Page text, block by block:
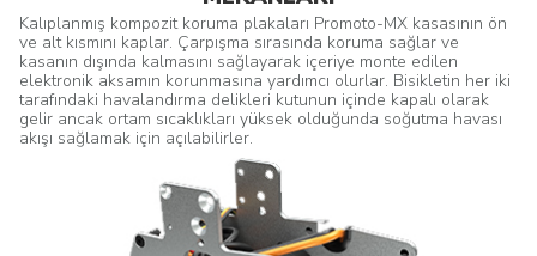
Kalıplanmış kompozit koruma plakaları Promoto-MX kasasının ön
ve alt kısmını kaplar. Çarpışma sırasında koruma sağlar ve
kasanın dışında kalmasını sağlayarak içeriye monte edilen
elektronik aksamın korunmasına yardımcı olurlar. Bisikletin her iki
tarafındaki havalandırma delikleri kutunun içinde kapalı olarak
gelir ancak ortam sıcaklıkları yüksek olduğunda soğutma havası
akışı sağlamak için açılabilirler.